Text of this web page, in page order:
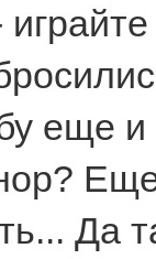
еще
Да